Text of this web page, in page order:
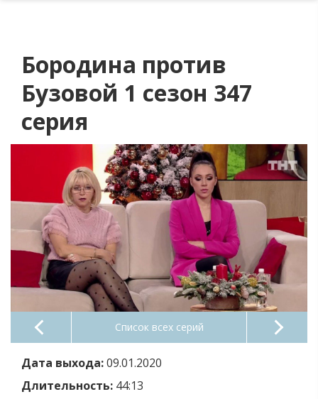
Бородина против
Бузовой 1 сезон 347
серия
Список всех серий
Дата выхода:09.01.2020
Длительность: 44:13